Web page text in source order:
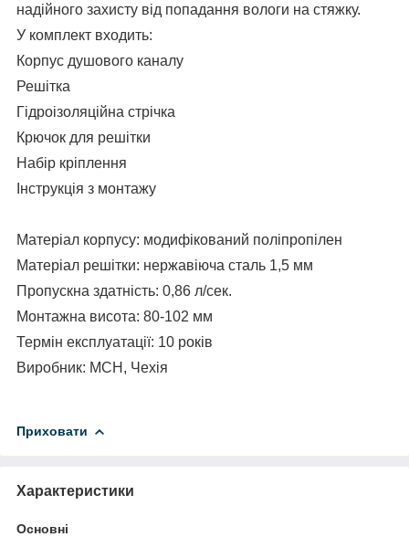
надійного захисту від попадання вологи на стяжку.
У комплект входить:
Корпус душового каналу
Решітка
Гідроізоляційна стрічка
Крючок для решітки
Набір кріплення
Інструкція з монтажу
Матеріал корпусу: модифікований поліпропілен
Матеріал решітки: нержавіюча сталь 1,5 мм
Пропускна здатність: 0,86 л/сек.
Монтажна висота: 80-102 мм
Термін експлуатації: 10 років
Виробник: МСН, Чехія
Приховати
Характеристики
Основні